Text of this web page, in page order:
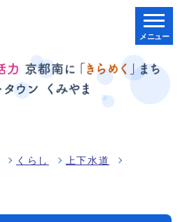
メニュー
くらし 上下水道